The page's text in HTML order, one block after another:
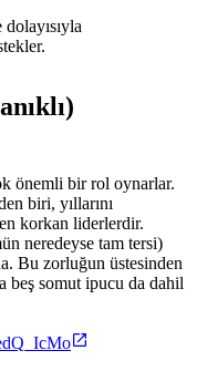
önemli bir rol oynarlar.
biri, yıllarını
korkan liderlerdir.
neredeyse tam tersi)
Bu zorluğun üstesinden
beş somut ipucu da dahil